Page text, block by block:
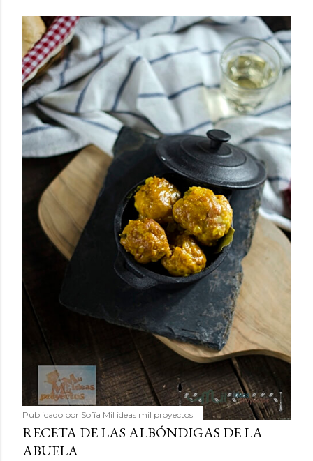
Publicado por Sofía Mil ideas mil proyectos
RECETA DE LAS ALBÓNDIGAS DE LA
ABUELA